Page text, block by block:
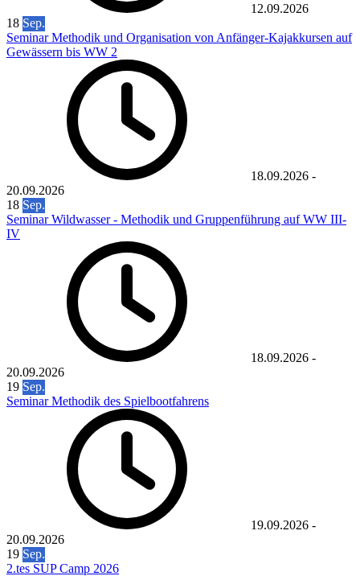
12.09.2026
18 Sep.
Seminar Methodik und Organisation von Anfänger-Kajakkursen auf
Gewässern bis WW 2
18.09.2026 -
20.09.2026
18 Sep.
Seminar Wildwasser - Methodik und Gruppenführung auf WW III-
IV
18.09.2026 -
20.09.2026
19 Sep.
Seminar Methodik des Spielbootfahrens
19.09.2026 -
20.09.2026
19 Sep.
2.tes SUP Camp 2026